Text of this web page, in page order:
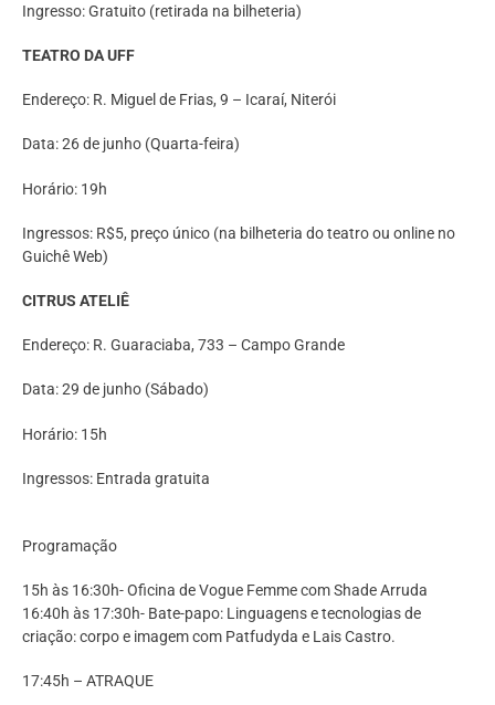
Ingresso: Gratuito (retirada na bilheteria)
TEATRO DA UFF
Endereço: R. Miguel de Frias, 9 – Icaraí, Niterói
Data: 26 de junho (Quarta-feira)
Horário: 19h
Ingressos: R$5, preço único (na bilheteria do teatro ou online no
Guichê Web)
CITRUS ATELIÊ
Endereço: R. Guaraciaba, 733 – Campo Grande
Data: 29 de junho (Sábado)
Horário: 15h
Ingressos: Entrada gratuita
Programação
15h às 16:30h- Oficina de Vogue Femme com Shade Arruda
16:40h às 17:30h- Bate-papo: Linguagens e tecnologias de
criação: corpo e imagem com Patfudyda e Lais Castro.
17:45h – ATRAQUE